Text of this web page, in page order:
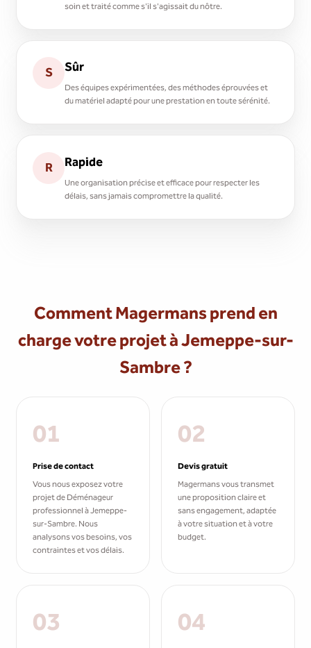
soin et traité comme s'il s'agissait du nôtre.
S Sûr
Des équipes expérimentées, des méthodes éprouvées et
du matériel adapté pour une prestation en toute sérénité.
R Rapide
Une organisation précise et efficace pour respecter les
délais, sans jamais compromettre la qualité.
Comment Magermans prend en
charge votre projet à Jemeppe-sur-
Sambre ?
01
Prise de contact
Vous nous exposez votre
projet de Déménageur
professionnel à Jemeppe-
sur-Sambre. Nous
analysons vos besoins, vos
contraintes et vos délais.
02
Devis gratuit
Magermans vous transmet
une proposition claire et
sans engagement, adaptée
à votre situation et à votre
budget.
03 04